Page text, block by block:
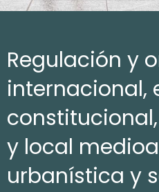
Regulación y
internacional,
y local
urbanística y